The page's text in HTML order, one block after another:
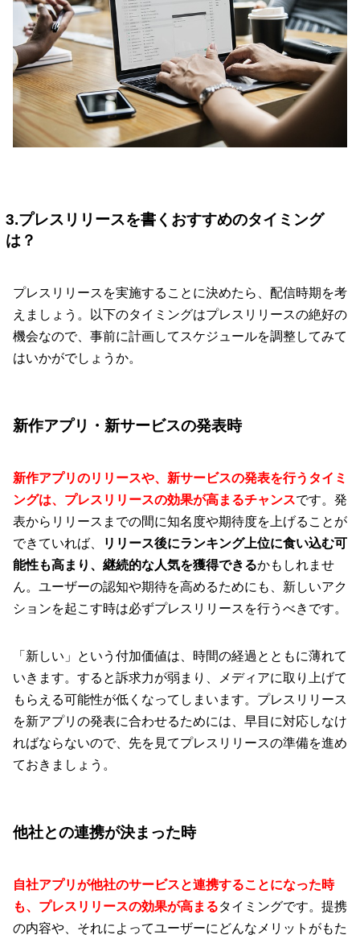
3.プレスリリースを書くおすすめのタイミング
は？
プレスリリースを実施することに決めたら、配信時期を考
えましょう。以下のタイミングはプレスリリースの絶好の
機会なので、事前に計画してスケジュールを調整してみて
はいかがでしょうか。
新作アプリ・新サービスの発表時
新作アプリのリリースや、新サービスの発表を行うタイミ
ングは、プレスリリースの効果が高まるチャンスです。発
表からリリースまでの間に知名度や期待度を上げることが
できていれば、
リリース後にランキング上位に食い込む可
能性も高まり、継続的な人気を獲得できるかもしれませ
ん。ユーザーの認知や期待を高めるためにも、新しいアク
ションを起こす時は必ずプレスリリースを行うべきです。
「新しい」という付加価値は、時間の経過とともに薄れて
いきます。すると訴求力が弱まり、メディアに取り上げて
もらえる可能性が低くなってしまいます。プレスリリース
を新アプリの発表に合わせるためには、早目に対応しなけ
ればならないので、先を見てプレスリリースの準備を進め
ておきましょう。
他社との連携が決まった時
自社アプリが他社のサービスと連携することになった時
も、プレスリリースの効果が高まるタイミングです。提携
の内容や、それによってユーザーにどんなメリットがもた